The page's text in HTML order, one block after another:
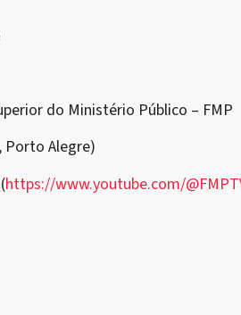
do Ministério Público – FMP
Porto Alegre)
https://www.youtube.com/